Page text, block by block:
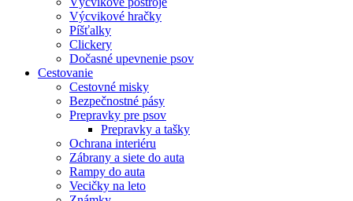
Výcvikové hračky
Píšťalky
Clickery
Dočasné upevnenie psov
Cestovanie
Cestovné misky
Bezpečnostné pásy
Prepravky pre psov
Prepravky a tašky
Ochrana interiéru
Zábrany a siete do auta
Rampy do auta
Vecičky na leto